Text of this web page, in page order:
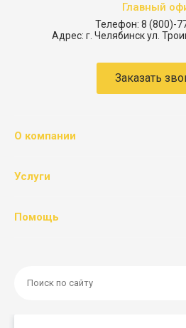
Главный
Телефон: 8 (800)-
Адрес: г. Челябинск ул.
Заказать
О компании
Услуги
Помощь